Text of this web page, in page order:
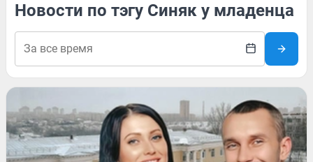
Новости по тэгу Синяк у младенца